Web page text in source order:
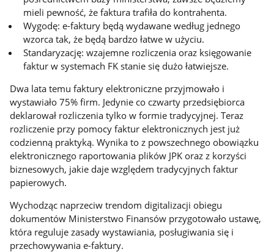
mieli pewność, że faktura trafiła do kontrahenta.
Wygodę: e-faktury będą wydawane według jednego
wzorca tak, że będą bardzo łatwe w użyciu.
Standaryzację: wzajemne rozliczenia oraz księgowanie
faktur w systemach FK stanie się dużo łatwiejsze.
Dwa lata temu faktury elektroniczne przyjmowało i
wystawiało 75% firm. Jedynie co czwarty przedsiębiorca
deklarował rozliczenia tylko w formie tradycyjnej. Teraz
rozliczenie przy pomocy faktur elektronicznych jest już
codzienną praktyką. Wynika to z powszechnego obowiązku
elektronicznego raportowania plików JPK oraz z korzyści
biznesowych, jakie daje względem tradycyjnych faktur
papierowych.
Wychodząc naprzeciw trendom digitalizacji obiegu
dokumentów Ministerstwo Finansów przygotowało ustawę,
która reguluje zasady wystawiania, posługiwania się i
przechowywania e-faktury.